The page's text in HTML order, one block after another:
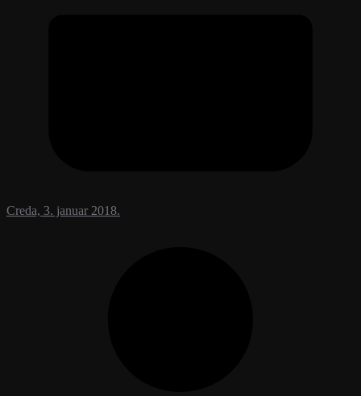
Creda, 3. januar 2018.